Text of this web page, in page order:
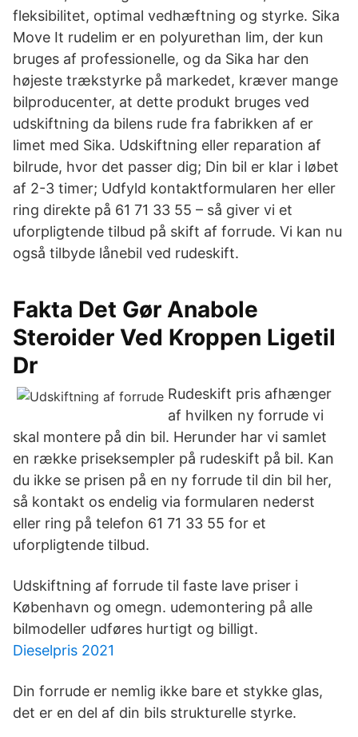
fleksibilitet, optimal vedhæftning og styrke. Sika
Move It rudelim er en polyurethan lim, der kun
bruges af professionelle, og da Sika har den
højeste trækstyrke på markedet, kræver mange
bilproducenter, at dette produkt bruges ved
udskiftning da bilens rude fra fabrikken af er
limet med Sika. Udskiftning eller reparation af
bilrude, hvor det passer dig; Din bil er klar i løbet
af 2-3 timer; Udfyld kontaktformularen her eller
ring direkte på 61 71 33 55 – så giver vi et
uforpligtende tilbud på skift af forrude. Vi kan nu
også tilbyde lånebil ved rudeskift.
Fakta Det Gør Anabole
Steroider Ved Kroppen Ligetil
Dr
Rudeskift pris afhænger
af hvilken ny forrude vi
skal montere på din bil. Herunder har vi samlet
en række priseksempler på rudeskift på bil. Kan
du ikke se prisen på en ny forrude til din bil her,
så kontakt os endelig via formularen nederst
eller ring på telefon 61 71 33 55 for et
uforpligtende tilbud.
Udskiftning af forrude til faste lave priser i
København og omegn. udemontering på alle
bilmodeller udføres hurtigt og billigt.
Dieselpris 2021
Din forrude er nemlig ikke bare et stykke glas,
det er en del af din bils strukturelle styrke.